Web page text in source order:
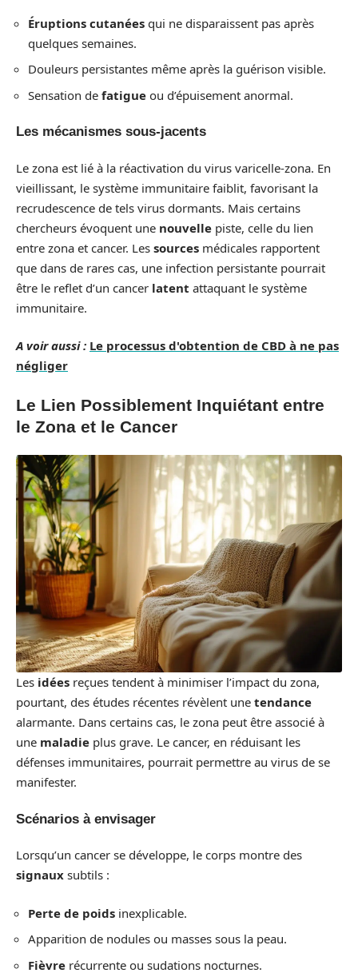
Éruptions cutanées qui ne disparaissent pas après
quelques semaines.
Douleurs persistantes même après la guérison visible.
Sensation de fatigue ou d’épuisement anormal.
Les mécanismes sous-jacents
Le zona est lié à la réactivation du virus varicelle-zona. En
vieillissant, le système immunitaire faiblit, favorisant la
recrudescence de tels virus dormants. Mais certains
chercheurs évoquent une nouvelle piste, celle du lien
entre zona et cancer. Les sources médicales rapportent
que dans de rares cas, une infection persistante pourrait
être le reflet d’un cancer latent attaquant le système
immunitaire.
A voir aussi : Le processus d'obtention de CBD à ne pas
négliger
Le Lien Possiblement Inquiétant entre
le Zona et le Cancer
Les idées reçues tendent à minimiser l’impact du zona,
pourtant, des études récentes révèlent une tendance
alarmante. Dans certains cas, le zona peut être associé à
une maladie plus grave. Le cancer, en réduisant les
défenses immunitaires, pourrait permettre au virus de se
manifester.
Scénarios à envisager
Lorsqu’un cancer se développe, le corps montre des
signaux subtils :
Perte de poids inexplicable.
Apparition de nodules ou masses sous la peau.
Fièvre récurrente ou sudations nocturnes.